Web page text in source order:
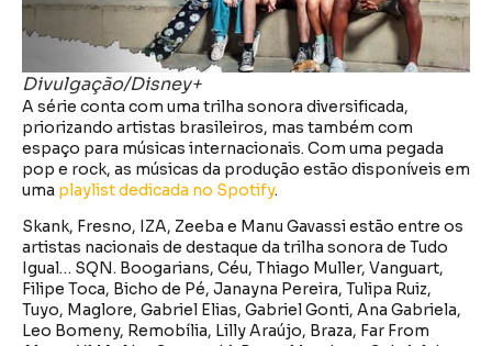
Divulgação/Disney+
A série conta com uma trilha sonora diversificada,
priorizando artistas brasileiros, mas também com
espaço para músicas internacionais. Com uma pegada
pop e rock, as músicas da produção estão disponíveis em
uma playlist dedicada no Spotify.
Skank, Fresno, IZA, Zeeba e Manu Gavassi estão entre os
artistas nacionais de destaque da trilha sonora de Tudo
Igual… SQN. Boogarians, Céu, Thiago Muller, Vanguart,
Filipe Toca, Bicho de Pé, Janayna Pereira, Tulipa Ruiz,
Tuyo, Maglore, Gabriel Elias, Gabriel Gonti, Ana Gabriela,
Leo Bomeny, Remobília, Lilly Araújo, Braza, Far From